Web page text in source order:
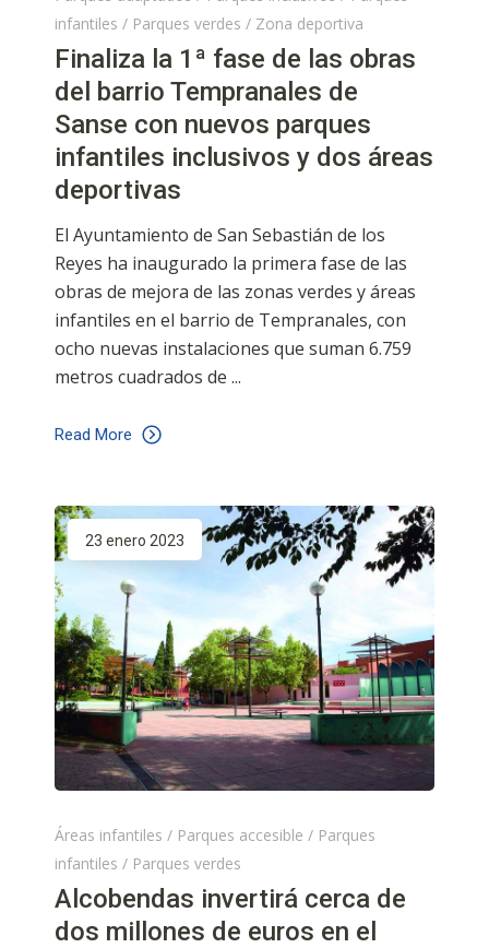
infantiles / Parques verdes / Zona deportiva
Finaliza la 1ª fase de las obras
del barrio Tempranales de
Sanse con nuevos parques
infantiles inclusivos y dos áreas
deportivas
El Ayuntamiento de San Sebastián de los
Reyes ha inaugurado la primera fase de las
obras de mejora de las zonas verdes y áreas
infantiles en el barrio de Tempranales, con
ocho nuevas instalaciones que suman 6.759
metros cuadrados de
Read More
23 enero 2023
Áreas infantiles / Parques accesible / Parques
infantiles / Parques verdes
Alcobendas invertirá cerca de
dos millones de euros en el